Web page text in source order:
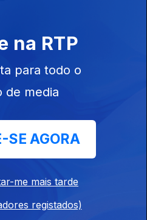
04 jul. 2026
na RTP
para todo o
de media
SE AGORA
me mais tarde
registados)